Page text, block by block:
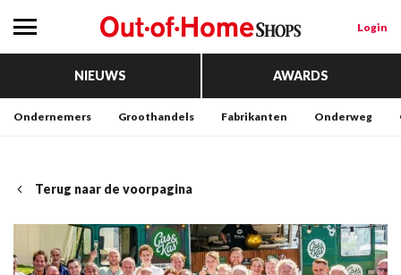
Login
NIEUWS AWARDS
Ondernemers Groothandels Fabrikanten Onderweg
Terug naar de voorpagina